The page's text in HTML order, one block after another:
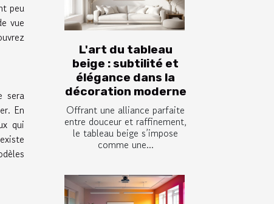
peu
vue
sera
En
qui
L'art du tableau
beige : subtilité et
élégance dans la
décoration moderne
Offrant une alliance parfaite
entre douceur et raffinement,
le tableau beige s’impose
comme une...